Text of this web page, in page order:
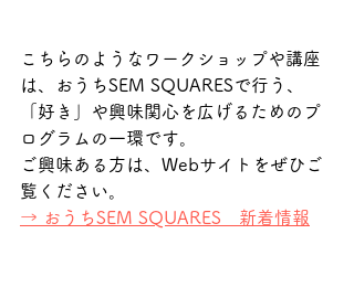
こちらのようなワークショップや講座
は、おうちSEM SQUARESで行う、
「好き」や興味関心を広げるためのプ
ログラムの一環です。
ご興味ある方は、Webサイトをぜひご
覧ください。
→ おうちSEM SQUARES　新着情報